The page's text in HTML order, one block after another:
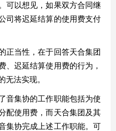
可以想见，如果双方合同继
司将迟延结算的使用费支付
正当性，在于回答天合集团
、迟延结算使用费的行为，
无法实现。
音集协的工作职能包括为使
配使用费，而天合集团及其
集协完成上述工作职能。可